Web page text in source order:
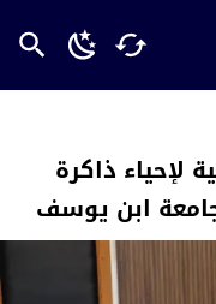
ذاكرة
ابن يوسف